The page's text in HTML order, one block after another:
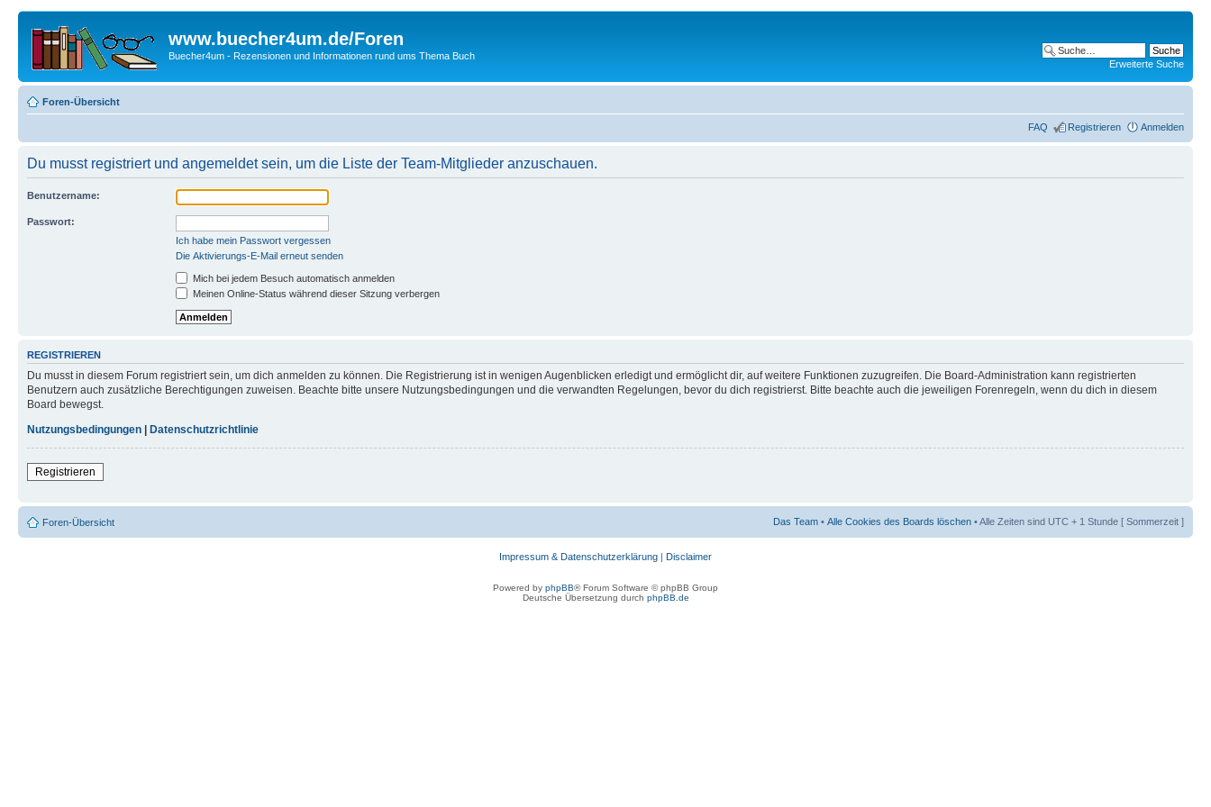
www.buecher4um.de/Foren
Buecher4um - Rezensionen und Informationen rund ums Thema Buch
Erweiterte Suche
Foren-Übersicht
FAQ Registrieren Anmelden
Du musst registriert und angemeldet sein, um die Liste der Team-Mitglieder anzuschauen.
Benutzername:
Passwort:
Ich habe mein Passwort vergessen
Die Aktivierungs-E-Mail erneut senden
Mich bei jedem Besuch automatisch anmelden
Meinen Online-Status während dieser Sitzung verbergen
REGISTRIEREN
Du musst in diesem Forum registriert sein, um dich anmelden zu können. Die Registrierung ist in wenigen Augenblicken erledigt und ermöglicht dir, auf weitere Funktionen zuzugreifen. Die Board-Administration kann registrierten
Benutzern auch zusätzliche Berechtigungen zuweisen. Beachte bitte unsere Nutzungsbedingungen und die verwandten Regelungen, bevor du dich registrierst. Bitte beachte auch die jeweiligen Forenregeln, wenn du dich in diesem
Board bewegst.
Nutzungsbedingungen
Datenschutzrichtlinie
Registrieren
Foren-Übersicht Das Team • Alle Cookies des Boards löschen • Alle Zeiten sind UTC + 1 Stunde [ Sommerzeit ]
Impressum & Datenschutzerklärung | Disclaimer
Powered by phpBB® Forum Software © phpBB Group
Deutsche Übersetzung durch phpBB.de